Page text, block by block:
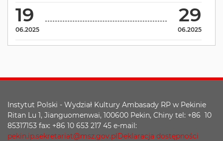
19
06.2025
29
06.2025
Instytut Polski - Wydział Kultury Ambasady RP w Pekinie
Ritan Lu 1, Jianguomenwai, 100600 Pekin, Chiny tel: +86 10
85317153 fax: +86 10 653 217 45 e-mail:
pekin.ip.sekretariat@msz.gov.plDeklaracja dostępności